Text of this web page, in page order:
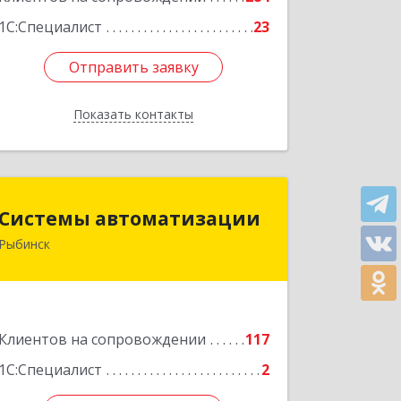
1С:Специалист
23
Отправить заявку
Показать контакты
Отправить заявку
Назад
Системы автоматизации
Рыбинск
Клиентов на сопровождении
117
1С:Специалист
2
152934, Ярославская обл, Рыбинский